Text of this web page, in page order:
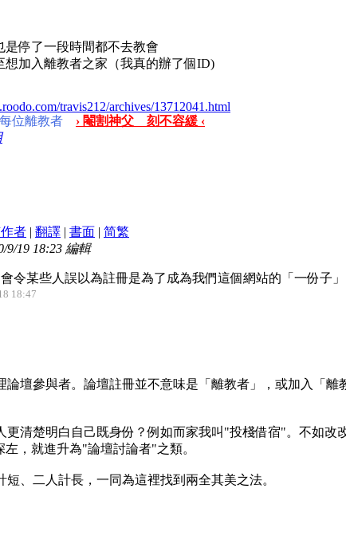
是停了一段時間都不去教會
想加入離教者之家（我真的辦了個ID)
travis212/archives/13712041.html
位離教者
› 閹割神父 刻不容緩 ‹
者 | 翻譯 | 書面 | 简繁
9/19 18:23 編輯
令某些人誤以為註冊是為了成為我們這個網站的「一份子
18:47
論壇參與者。論壇註冊並不意味是「離教者」，或加入「
更清楚明白自己既身份？例如而家我叫"投棧借宿"。不如
，就進升為"論壇討論者"之類。
、二人計長，一同為這裡找到兩全其美之法。